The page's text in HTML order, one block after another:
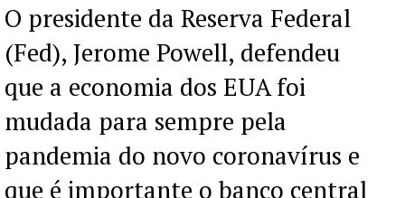
O presidente da Reserva Federal
(Fed), Jerome Powell, defendeu
que a economia dos EUA foi
mudada para sempre pela
pandemia do novo coronavírus e
que é importante o banco central